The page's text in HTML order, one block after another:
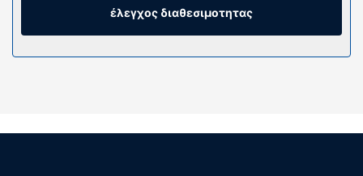
περιλαμβάνουν χρηματοκιβώτια και γραφεία. Παρέχεται
Παροχές καταλύματος
έλεγχος διαθεσιμοτητας